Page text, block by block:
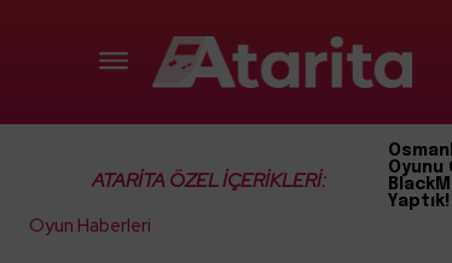
ATARİTA ÖZEL İÇERİKLERİ:
Oyunu
Yaptık!
Oyun Haberleri